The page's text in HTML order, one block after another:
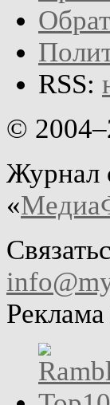
RSS:
©
Журнал
«